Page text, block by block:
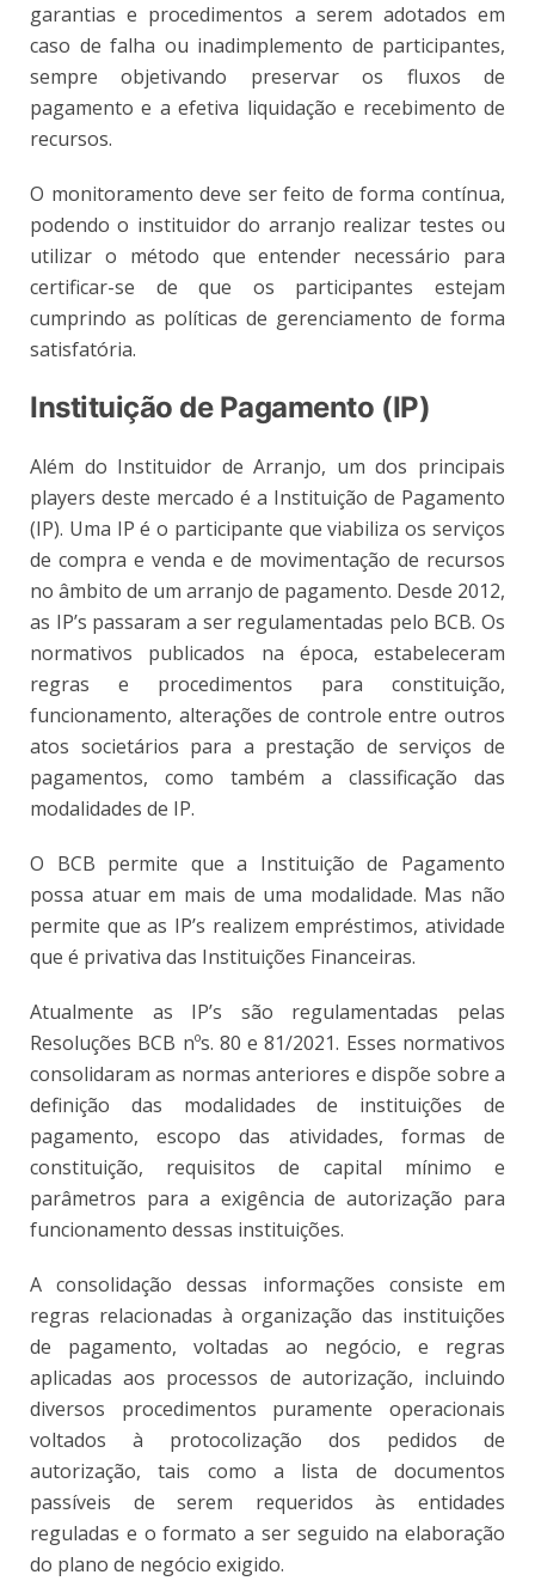
garantias e procedimentos a serem adotados em
caso de falha ou inadimplemento de participantes,
sempre objetivando preservar os fluxos de
pagamento e a efetiva liquidação e recebimento de
recursos.
O monitoramento deve ser feito de forma contínua,
podendo o instituidor do arranjo realizar testes ou
utilizar o método que entender necessário para
certificar-se de que os participantes estejam
cumprindo as políticas de gerenciamento de forma
satisfatória.
Instituição de Pagamento (IP)
Além do Instituidor de Arranjo, um dos principais
players deste mercado é a Instituição de Pagamento
(IP). Uma IP é o participante que viabiliza os serviços
de compra e venda e de movimentação de recursos
no âmbito de um arranjo de pagamento. Desde 2012,
as IP’s passaram a ser regulamentadas pelo BCB. Os
normativos publicados na época, estabeleceram
regras e procedimentos para constituição,
funcionamento, alterações de controle entre outros
atos societários para a prestação de serviços de
pagamentos, como também a classificação das
modalidades de IP.
O BCB permite que a Instituição de Pagamento
possa atuar em mais de uma modalidade. Mas não
permite que as IP’s realizem empréstimos, atividade
que é privativa das Instituições Financeiras.
Atualmente as IP’s são regulamentadas pelas
Resoluções BCB nºs. 80 e 81/2021. Esses normativos
consolidaram as normas anteriores e dispõe sobre a
definição das modalidades de instituições de
pagamento, escopo das atividades, formas de
constituição, requisitos de capital mínimo e
parâmetros para a exigência de autorização para
funcionamento dessas instituições.
A consolidação dessas informações consiste em
regras relacionadas à organização das instituições
de pagamento, voltadas ao negócio, e regras
aplicadas aos processos de autorização, incluindo
diversos procedimentos puramente operacionais
voltados à protocolização dos pedidos de
autorização, tais como a lista de documentos
passíveis de serem requeridos às entidades
reguladas e o formato a ser seguido na elaboração
do plano de negócio exigido.